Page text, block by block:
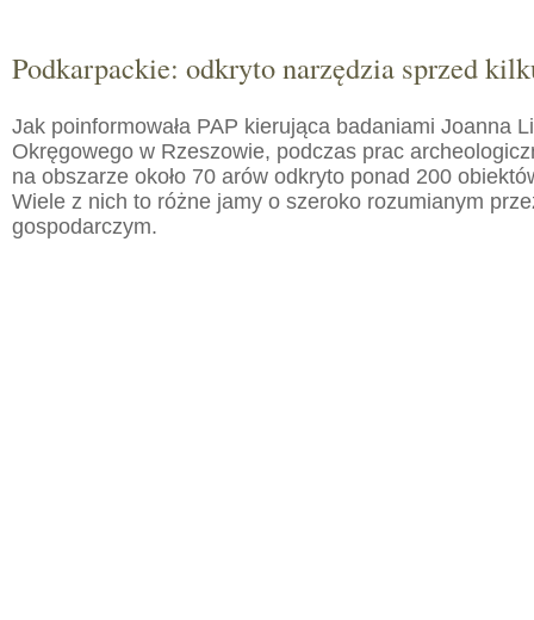
Podkarpackie: odkryto narzędzia sprzed
Jak poinformowała PAP kierująca badaniami Joanna
Okręgowego w Rzeszowie, podczas prac
na obszarze około 70 arów odkryto ponad 200
Wiele z nich to różne jamy o szeroko rozumianym
gospodarczym.